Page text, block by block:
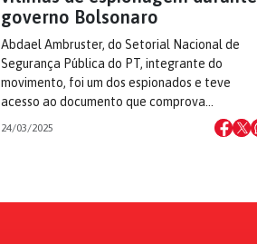
governo Bolsonaro
Abdael Ambruster, do Setorial Nacional de
Segurança Pública do PT, integrante do
movimento, foi um dos espionados e teve
acesso ao documento que comprova…
24/03/2025